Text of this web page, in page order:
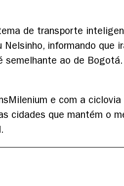
de transporte
informando que
ao de
e com a
cidades que mantém o